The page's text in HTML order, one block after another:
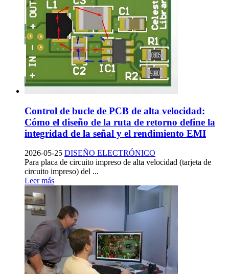
Control de bucle de PCB de alta velocidad:
Cómo el diseño de la ruta de retorno define la
integridad de la señal y el rendimiento EMI
2026-05-25 DISEÑO ELECTRÓNICO
Para placa de circuito impreso de alta velocidad (tarjeta de
circuito impreso) del ...
Leer más